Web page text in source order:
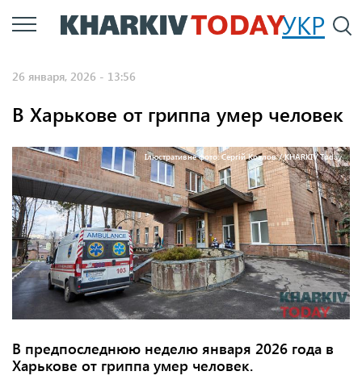
Перейти
к
УКР
26 января, 2026 - 13:56
В Харькове от гриппа умер человек
Ілюстративне фото: Сергій Козлов / KHARKIV Today
В предпоследнюю неделю января 2026 года в
Харькове от гриппа умер человек.